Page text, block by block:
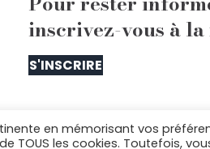
de la République propose
sanitaires, cognitifs et
l’impact de l’exposition des
et alertera sur ses
sera
inscrivez-vous à
S'INSCRIRE
en mémorisant vos
TOUS les cookies. Toutefois,